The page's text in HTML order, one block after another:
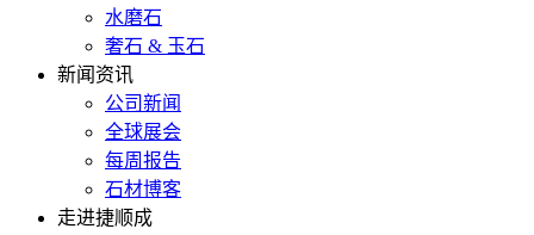
水磨石
奢石 & 玉石
新闻资讯
公司新闻
全球展会
每周报告
石材博客
走进捷顺成